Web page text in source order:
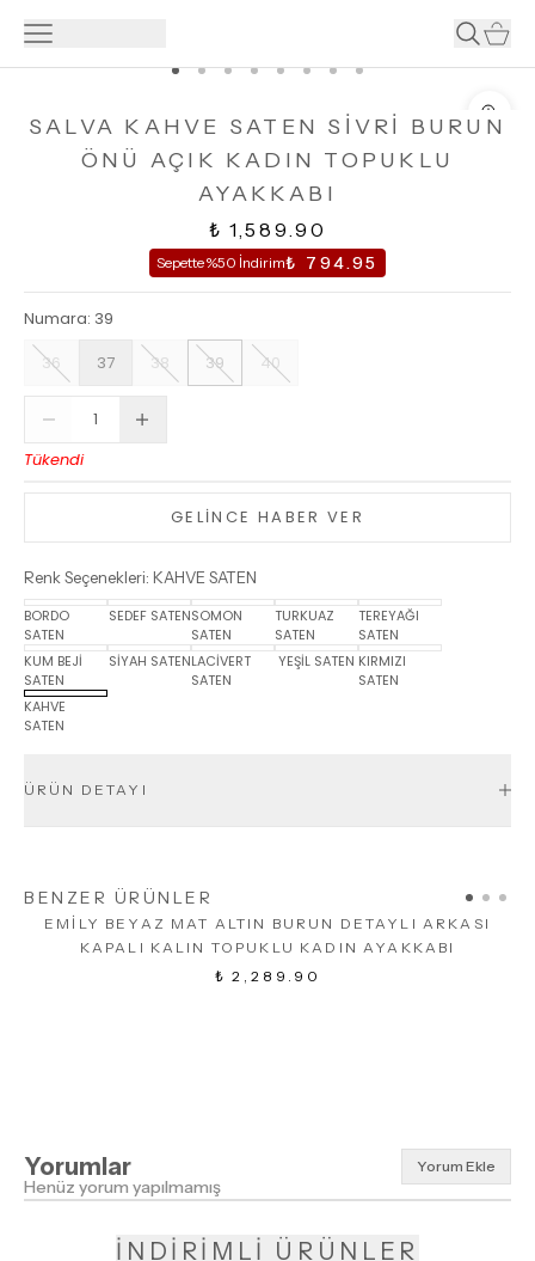
SALVA KAHVE SATEN SİVRİ BURUN
ÖNÜ AÇIK KADIN TOPUKLU
AYAKKABI
₺ 1,589.90
Sepette %50 İndirim₺ 794.95
Numara: 39
36
37 38 39 40
Tükendi
GELİNCE HABER VER
Renk Seçenekleri: KAHVE SATEN
BORDO
SATEN
SEDEF SATENSOMON
SATEN
TURKUAZ
SATEN
TEREYAĞI
SATEN
KUM BEJİ
SATEN
SİYAH SATENLACİVERT
SATEN
YEŞİL SATEN KIRMIZI
SATEN
KAHVE
SATEN
ÜRÜN DETAYI
BENZER ÜRÜNLER
EMİLY BEYAZ MAT ALTIN BURUN DETAYLI ARKASI
KAPALI KALIN TOPUKLU KADIN AYAKKABI
₺ 2,289.90
Yorumlar Yorum Ekle
Henüz yorum yapılmamış
İNDİRİMLİ ÜRÜNLER